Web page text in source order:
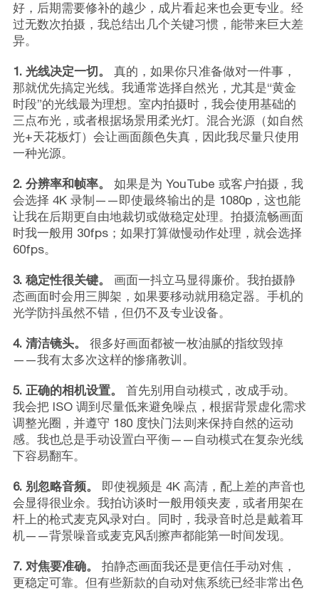
好，后期需要修补的越少，成片看起来也会更专业。经
过无数次拍摄，我总结出几个关键习惯，能带来巨大差
异。
1. 光线决定一切。
真的，如果你只准备做对一件事，
那就优先搞定光线。我通常选择自然光，尤其是“黄金
时段”的光线最为理想。室内拍摄时，我会使用基础的
三点布光，或者根据场景用柔光灯。混合光源（如自然
光+天花板灯）会让画面颜色失真，因此我尽量只使用
一种光源。
2. 分辨率和帧率。
如果是为 YouTube 或客户拍摄，我
会选择 4K 录制——即使最终输出的是 1080p，这也能
让我在后期更自由地裁切或做稳定处理。拍摄流畅画面
时我一般用 30fps；如果打算做慢动作处理，就会选择
60fps。
3. 稳定性很关键。
画面一抖立马显得廉价。我拍摄静
态画面时会用三脚架，如果要移动就用稳定器。手机的
光学防抖虽然不错，但仍不及专业设备。
4. 清洁镜头。
很多好画面都被一枚油腻的指纹毁掉
——我有太多次这样的惨痛教训。
5. 正确的相机设置。
首先别用自动模式，改成手动。
我会把 ISO 调到尽量低来避免噪点，根据背景虚化需求
调整光圈，并遵守 180 度快门法则来保持自然的运动
感。我也总是手动设置白平衡——自动模式在复杂光线
下容易翻车。
6. 别忽略音频。
即使视频是 4K 高清，配上差的声音也
会显得很业余。我拍访谈时一般用领夹麦，或者用架在
杆上的枪式麦克风录对白。同时，我录音时总是戴着耳
机——背景噪音或麦克风刮擦声都能第一时间发现。
7. 对焦要准确。
拍静态画面我还是更信任手动对焦，
更稳定可靠。但有些新款的自动对焦系统已经非常出色